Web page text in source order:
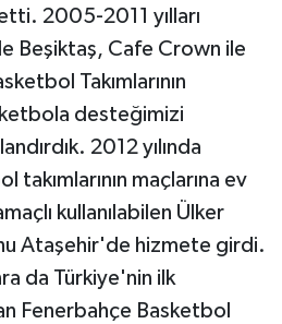
2005-2011 yılları
Beşiktaş, Cafe Crown ile
Takımlarının
desteğimizi
2012 yılında
takımlarının maçlarına ev
kullanılabilen Ülker
Ataşehir'de hizmete girdi.
da Türkiye'nin ilk
Fenerbahçe Basketbol